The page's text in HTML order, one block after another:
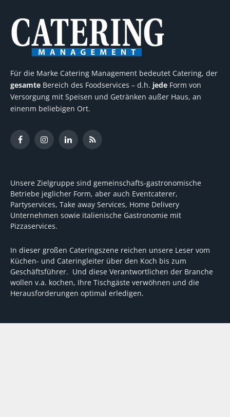
Für die Marke Catering Management bedeutet Catering, der
gesamte Bereich des Foodservices – d.h. jede Form von
Versorgung mit Speisen und Getränken außer Haus, an
einenm beliebigen Ort.
FacebookInstagramLinkedInRSS
Unsere Zielgruppe sind gemeinschafts-gastronomische
Betriebe jeglicher Form, aber auch Eventcaterer,
Partyservices, Take away Services, Home Delivery
Unternehmen sowie italienische Gastronomie mit
Pizzaservices.
In dieser großen Cateringszene reichen unsere Leser vom
Küchen- und Cateringleiter über den Koch bis zum
Geschäftsführer. Und diese Verantwortlichen der Branche
wollen v.a. kochen, Ihre Tischgäste verwöhnen und die
Herausforderungen optimal erledigen.